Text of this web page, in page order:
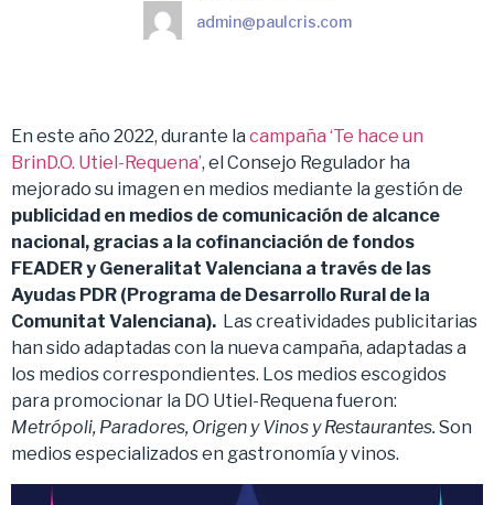
admin@paulcris.com
En este año 2022, durante la campaña ‘Te hace un
BrinD.O. Utiel-Requena’, el Consejo Regulador ha
mejorado su imagen en medios mediante la gestión de
publicidad en medios de comunicación de alcance
nacional, gracias a la cofinanciación de fondos
FEADER y Generalitat Valenciana a través de las
Ayudas PDR (Programa de Desarrollo Rural de la
Comunitat Valenciana). Las creatividades publicitarias
han sido adaptadas con la nueva campaña, adaptadas a
los medios correspondientes. Los medios escogidos
para promocionar la DO Utiel-Requena fueron:
Metrópoli, Paradores, Origen y Vinos y Restaurantes. Son
medios especializados en gastronomía y vinos.